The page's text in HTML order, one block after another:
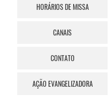
HORÁRIOS DE MISSA
CANAIS
CONTATO
AÇÃO EVANGELIZADORA